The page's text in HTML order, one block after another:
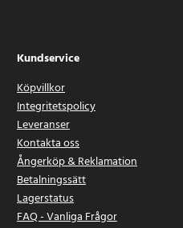
Kundservice
Köpvillkor
Integritetspolicy
Leveranser
Kontakta oss
Ångerköp & Reklamation
Betalningssätt
Lagerstatus
FAQ - Vanliga Frågor